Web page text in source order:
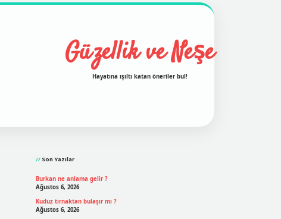
Güzellik ve Neşe
Hayatına ışıltı katan öneriler bul!
Son Yazılar
Burkan ne anlama gelir ?
Ağustos 6, 2026
Kuduz tırnaktan bulaşır mı ?
Ağustos 6, 2026